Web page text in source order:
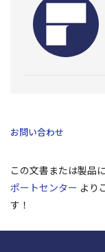
お問い合わせ
この文書または製品
ポートセンター より
す！